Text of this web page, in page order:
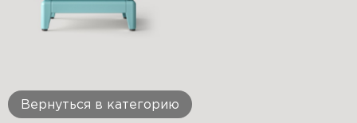
Вернуться в категорию